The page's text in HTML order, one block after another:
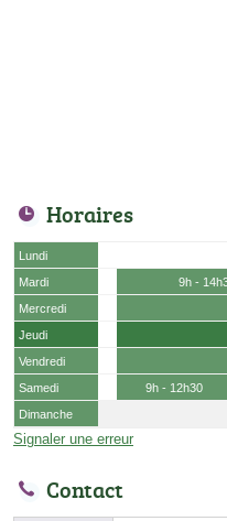
Horaires
Lundi
Mardi
9h -
Mercredi
Jeudi
Vendredi
Samedi
9h - 12h30
Dimanche
Signaler une erreur
Contact